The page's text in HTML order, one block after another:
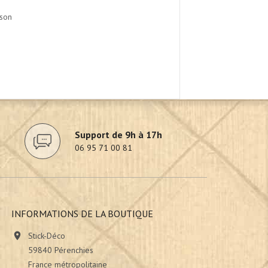
Support de 9h à 17h
06 95 71 00 81
INFORMATIONS DE LA BOUTIQUE

Stick-Déco
59840 Pérenchies
France métropolitaine